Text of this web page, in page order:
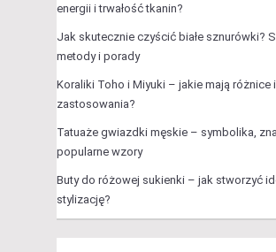
energii i trwałość tkanin?
Jak skutecznie czyścić białe sznurówki?
metody i porady
Koraliki Toho i Miyuki – jakie mają różnice i
zastosowania?
Tatuaże gwiazdki męskie – symbolika,
popularne wzory
Buty do różowej sukienki – jak stworzyć
stylizację?